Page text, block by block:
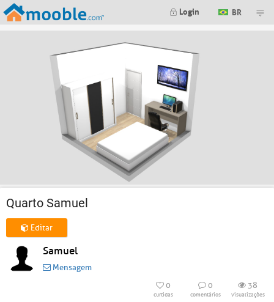
Login BR
Quarto Samuel
Editar
Samuel
Mensagem
0
curtidas
0
comentários
38
visualizações